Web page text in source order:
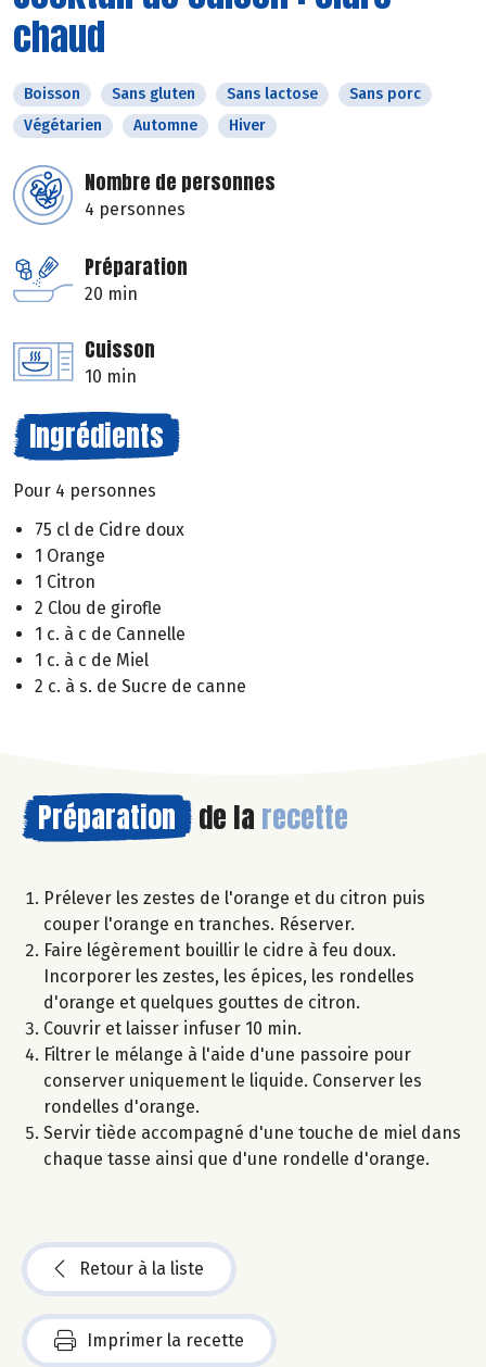
chaud
Boisson Sans gluten Sans lactose
Sans porc
Végétarien
Automne Hiver
Nombre de personnes
4 personnes
Préparation
20 min
Cuisson
10 min
Ingrédients
Pour 4 personnes
75 cl de Cidre doux
1 Orange
1 Citron
2 Clou de girofle
1 c. à c de Cannelle
1 c. à c de Miel
2 c. à s. de Sucre de canne
Préparation de la recette
Prélever les zestes de l'orange et du citron puis
couper l'orange en tranches. Réserver.
Faire légèrement bouillir le cidre à feu doux.
Incorporer les zestes, les épices, les rondelles
d'orange et quelques gouttes de citron.
Couvrir et laisser infuser 10 min.
Filtrer le mélange à l'aide d'une passoire pour
conserver uniquement le liquide. Conserver les
rondelles d'orange.
Servir tiède accompagné d'une touche de miel dans
chaque tasse ainsi que d'une rondelle d'orange.
Retour à la liste
Imprimer la recette